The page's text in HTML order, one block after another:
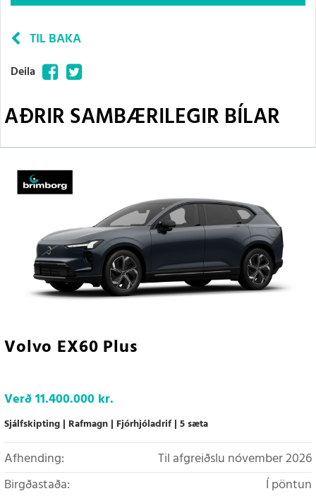
TIL BAKA
Deila FacebookTwitter
AÐRIR SAMBÆRILEGIR BÍLAR
Volvo EX60 Plus
Verð11.400.000 kr.
Sjálfskipting Rafmagn Fjórhjóladrif 5 sæta
Afhending:
Til afgreiðslu nóvember 2026
Birgðastaða:
Í pöntun